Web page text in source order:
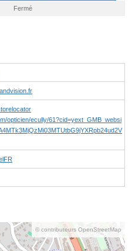
Fermé
opticien/ecully/61?cid=yext_GMB_websi
© contributeurs OpenStreetMap